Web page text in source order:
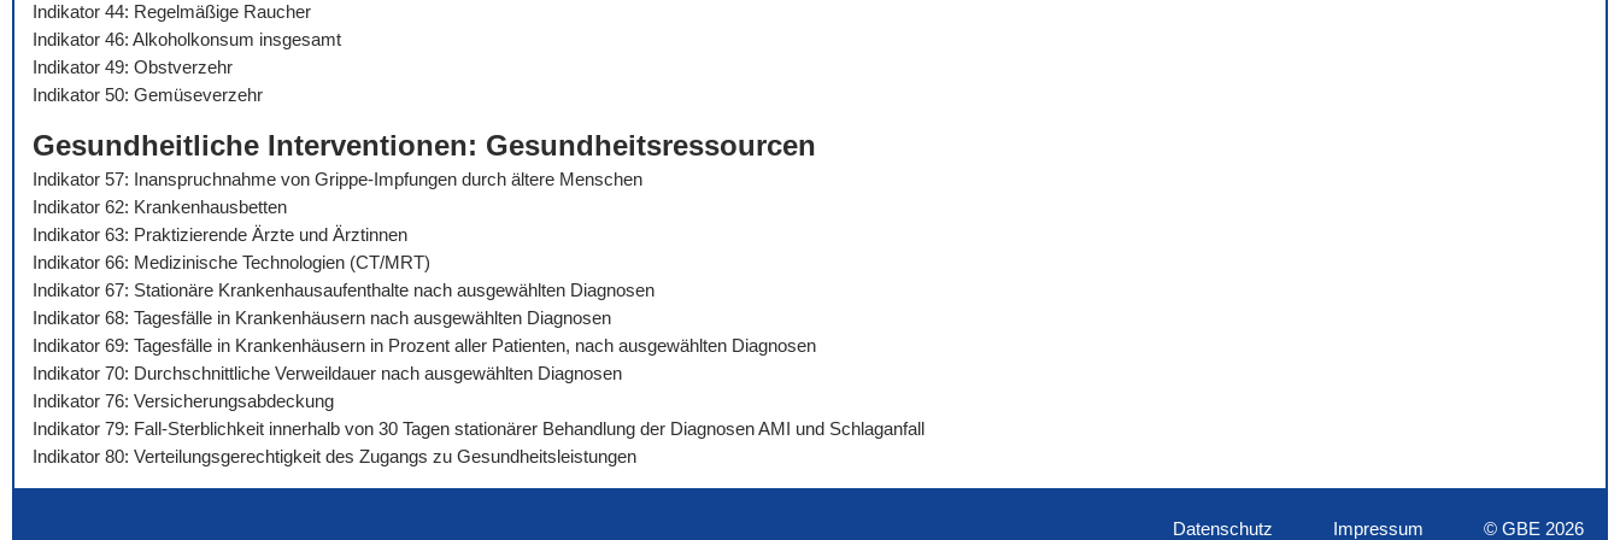
Indikator 44: Regelmäßige Raucher
Indikator 46: Alkoholkonsum insgesamt
Indikator 49: Obstverzehr
Indikator 50: Gemüseverzehr
Gesundheitliche Interventionen: Gesundheitsressourcen
Indikator 57: Inanspruchnahme von Grippe-Impfungen durch ältere Menschen
Indikator 62: Krankenhausbetten
Indikator 63: Praktizierende Ärzte und Ärztinnen
Indikator 66: Medizinische Technologien (CT/MRT)
Indikator 67: Stationäre Krankenhausaufenthalte nach ausgewählten Diagnosen
Indikator 68: Tagesfälle in Krankenhäusern nach ausgewählten Diagnosen
Indikator 69: Tagesfälle in Krankenhäusern in Prozent aller Patienten, nach ausgewählten Diagnosen
Indikator 70: Durchschnittliche Verweildauer nach ausgewählten Diagnosen
Indikator 76: Versicherungsabdeckung
Indikator 79: Fall-Sterblichkeit innerhalb von 30 Tagen stationärer Behandlung der Diagnosen AMI und Schlaganfall
Indikator 80: Verteilungsgerechtigkeit des Zugangs zu Gesundheitsleistungen
Datenschutz Impressum © GBE 2026